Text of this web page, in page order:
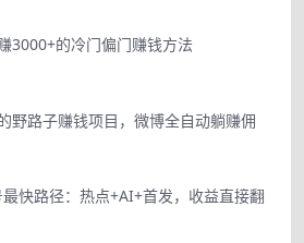
3000+的冷门偏门赚钱方法
野路子赚钱项目，微博全自动躺赚佣
快路径：热点+AI+首发，收益直接翻